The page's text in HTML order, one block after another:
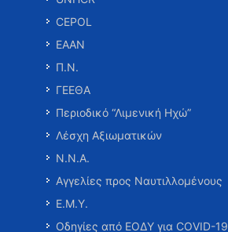
CEPOL
ΕΑΑΝ
Π.Ν.
ΓΕΕΘΑ
Περιοδικό “Λιμενική Ηχώ”
Λέσχη Αξιωματικών
Ν.Ν.Α.
Αγγελίες προς Ναυτιλλομένους
Ε.Μ.Υ.
Οδηγίες από ΕΟΔΥ για COVID-19